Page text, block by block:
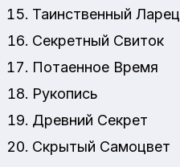
Таинственный Ларец
Секретный Свиток
Потаенное Время
Рукопись
Древний Секрет
Скрытый Самоцвет